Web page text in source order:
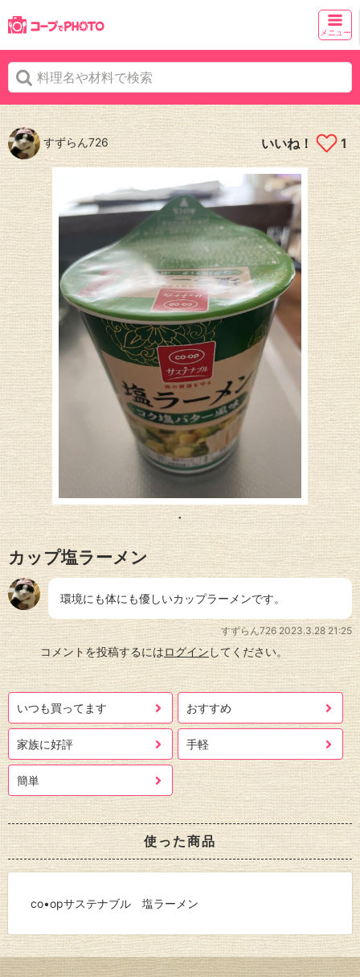
メニュー
すずらん726 いいね！ 1
カップ塩ラーメン
環境にも体にも優しいカップラーメンです。
すずらん7262023.3.28 21:25
コメントを投稿するにはログインしてください。
いつも買ってます おすすめ
家族に好評 手軽
簡単
使った商品
co•opサステナブル 塩ラーメン